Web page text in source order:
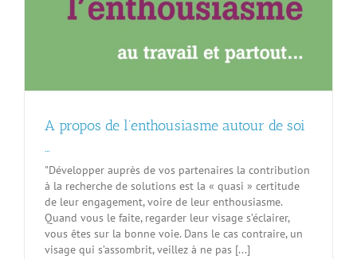
A propos de l’enthousiasme autour de soi
…
"Développer auprès de vos partenaires la contribution
à la recherche de solutions est la « quasi » certitude
de leur engagement, voire de leur enthousiasme.
Quand vous le faite, regarder leur visage s’éclairer,
vous êtes sur la bonne voie. Dans le cas contraire, un
visage qui s’assombrit, veillez à ne pas [...]